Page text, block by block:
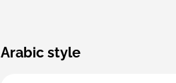
Arabic style